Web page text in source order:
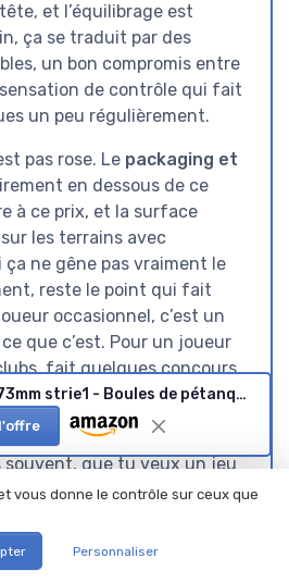
et l’équilibrage est
ça se traduit par des
un bon compromis entre
de contrôle qui fait
un peu régulièrement.
pas rose. Le packaging et
en dessous de ce
à ce prix, et la surface
les terrains avec
ça ne gêne pas vraiment le
reste le point qui fait
occasionnel, c’est un
que c’est. Pour un joueur
fait quelques concours
inox fiable pour plusieurs
plus logique.
souvent, que tu veux un jeu
et sans prise de tête
Match it INOX sont un bon
le tarif et de
à côté. Si tu joues surtout
Obut - Match it INOX 73mm strie1 - Boules de pétanque Argent Métalisé 700g
vous donne le contrôle sur ceux que
Personnaliser